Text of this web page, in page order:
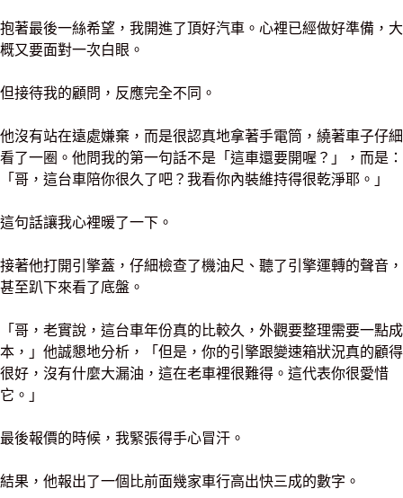
抱著最後一絲希望，我開進了頂好汽車。心裡已經做好準備，大
概又要面對一次白眼。
但接待我的顧問，反應完全不同。
他沒有站在遠處嫌棄，而是很認真地拿著手電筒，繞著車子仔細
看了一圈。他問我的第一句話不是「這車還要開喔？」，而是：
「哥，這台車陪你很久了吧？我看你內裝維持得很乾淨耶。」
這句話讓我心裡暖了一下。
接著他打開引擎蓋，仔細檢查了機油尺、聽了引擎運轉的聲音，
甚至趴下來看了底盤。
「哥，老實說，這台車年份真的比較久，外觀要整理需要一點成
本，」他誠懇地分析，「但是，你的引擎跟變速箱狀況真的顧得
很好，沒有什麼大漏油，這在老車裡很難得。這代表你很愛惜
它。」
最後報價的時候，我緊張得手心冒汗。
結果，他報出了一個比前面幾家車行高出快三成的數字。